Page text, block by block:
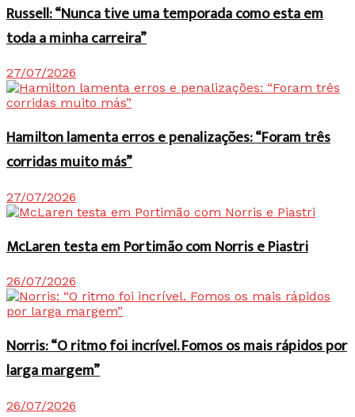
Russell: “Nunca tive uma temporada como esta em
toda a minha carreira”
27/07/2026
Hamilton lamenta erros e penalizações: “Foram três
corridas muito más”
27/07/2026
McLaren testa em Portimão com Norris e Piastri
26/07/2026
Norris: “O ritmo foi incrível. Fomos os mais rápidos por
larga margem”
26/07/2026